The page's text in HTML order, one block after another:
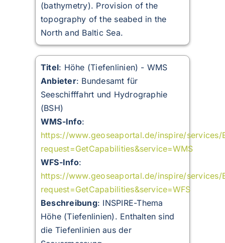
(bathymetry). Provision of the
topography of the seabed in the
North and Baltic Sea.
Titel: Höhe (Tiefenlinien) - WMS
Anbieter: Bundesamt für
Seeschifffahrt und Hydrographie
(BSH)
WMS-Info:
https://www.geoseaportal.de/inspire/services/
request=GetCapabilities&service=WMS
WFS-Info:
https://www.geoseaportal.de/inspire/services/
request=GetCapabilities&service=WFS
Beschreibung: INSPIRE-Thema
Höhe (Tiefenlinien). Enthalten sind
die Tiefenlinien aus der